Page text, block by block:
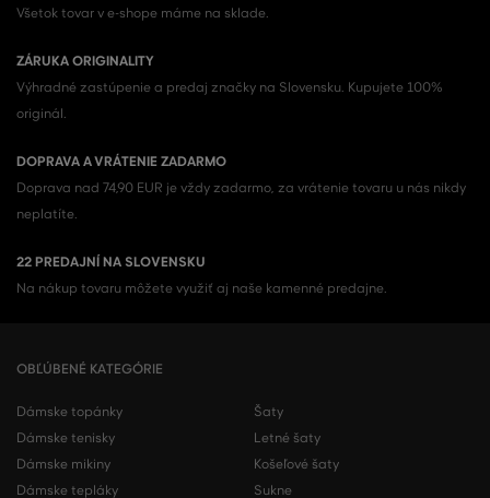
Všetok tovar v e-shope máme na sklade.
ZÁRUKA ORIGINALITY
Výhradné zastúpenie a predaj značky na Slovensku. Kupujete 100%
originál.
DOPRAVA A VRÁTENIE ZADARMO
Doprava nad 74,90 EUR je vždy zadarmo, za vrátenie tovaru u nás nikdy
neplatíte.
22 PREDAJNÍ NA SLOVENSKU
Na nákup tovaru môžete využiť aj naše kamenné predajne.
OBĽÚBENÉ KATEGÓRIE
Dámske topánky
Dámske tenisky
Dámske mikiny
Dámske tepláky
Šaty
Letné šaty
Košeľové šaty
Sukne